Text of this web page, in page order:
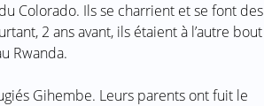
Colorado. Ils se charrient et se font des
2 ans avant, ils étaient à l’autre bout
Rwanda.
Gihembe. Leurs parents ont fuit le